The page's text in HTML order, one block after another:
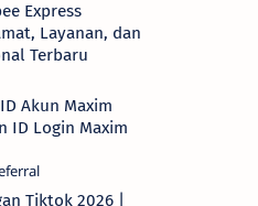
Express
Layanan, dan
Terbaru
Akun Maxim
ID Login Maxim
Tiktok 2026 |